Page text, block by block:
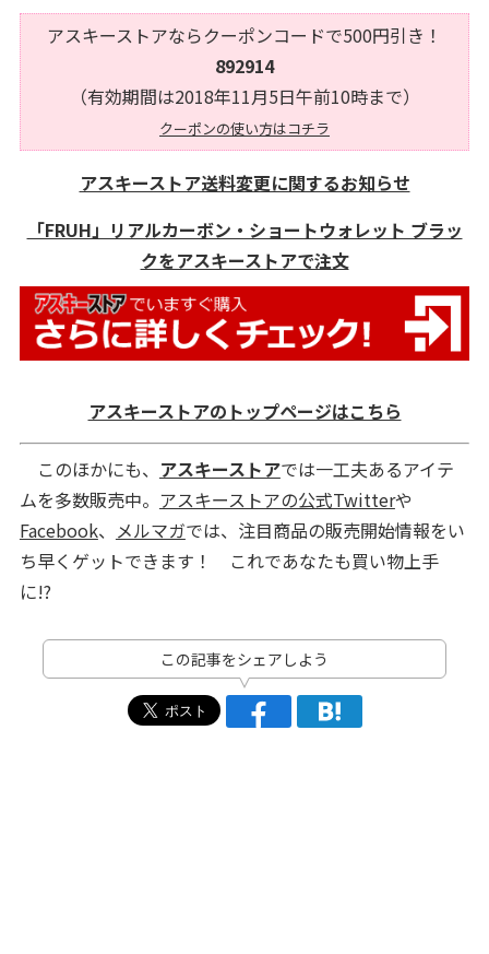
アスキーストアならクーポンコードで500円引き！
892914
（有効期間は2018年11月5日午前10時まで）
クーポンの使い方はコチラ
アスキーストア送料変更に関するお知らせ
「FRUH」リアルカーボン・ショートウォレット ブラッ
クをアスキーストアで注文
アスキーストアのトップページはこちら
このほかにも、 アスキーストアでは一工夫あるアイテ
ムを多数販売中。 アスキーストアの公式Twitterや
Facebook、 メルマガでは、注目商品の販売開始情報をい
ち早くゲットできます！ これであなたも買い物上手
に!?
この記事をシェアしよう